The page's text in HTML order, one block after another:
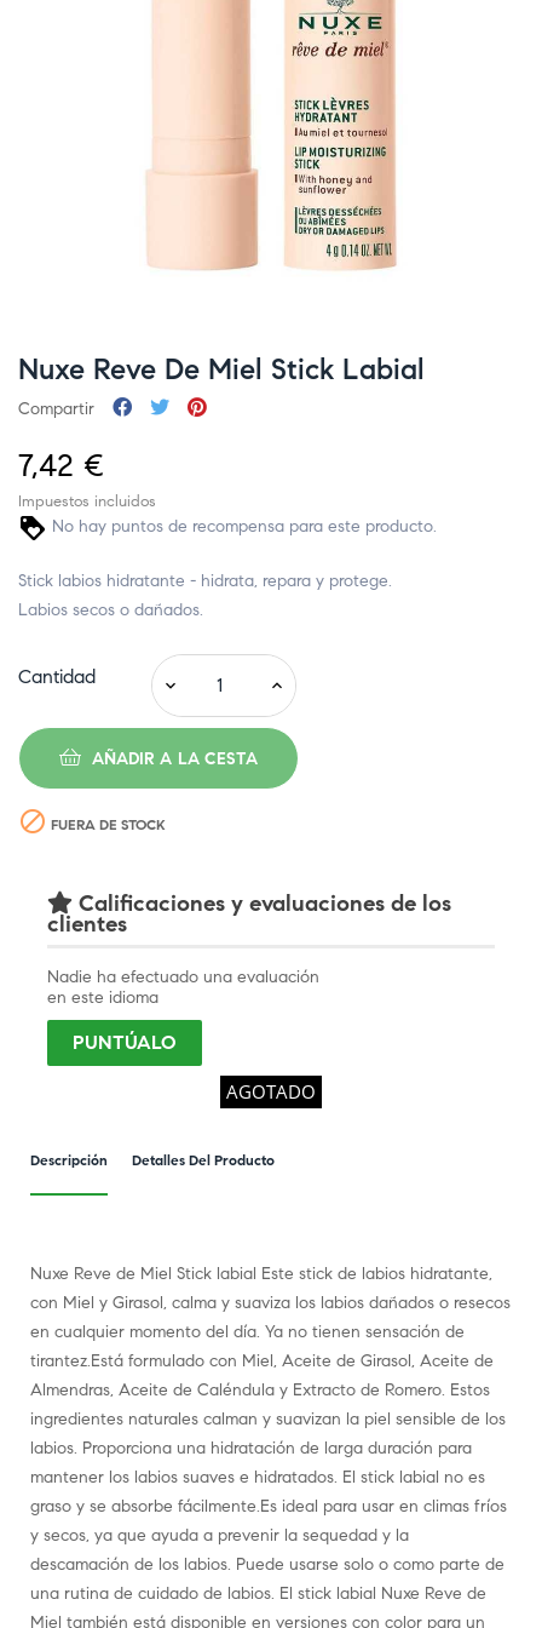
AGOTADO
Nuxe Reve De Miel Stick Labial
Compartir
7,42 €
Impuestos incluidos
No hay puntos de recompensa para este producto.
Stick labios hidratante - hidrata, repara y protege.
Labios secos o dañados.
Cantidad
AÑADIR A LA CESTA
 FUERA DE STOCK
Calificaciones y evaluaciones de los
clientes
Nadie ha efectuado una evaluación
en este idioma
PUNTÚALO
Descripción Detalles Del Producto
Nuxe Reve de Miel Stick labial Este stick de labios hidratante,
con Miel y Girasol, calma y suaviza los labios dañados o resecos
en cualquier momento del día. Ya no tienen sensación de
tirantez.Está formulado con Miel, Aceite de Girasol, Aceite de
Almendras, Aceite de Caléndula y Extracto de Romero. Estos
ingredientes naturales calman y suavizan la piel sensible de los
labios. Proporciona una hidratación de larga duración para
mantener los labios suaves e hidratados. El stick labial no es
graso y se absorbe fácilmente.Es ideal para usar en climas fríos
y secos, ya que ayuda a prevenir la sequedad y la
descamación de los labios. Puede usarse solo o como parte de
una rutina de cuidado de labios. El stick labial Nuxe Reve de
Miel también está disponible en versiones con color para un